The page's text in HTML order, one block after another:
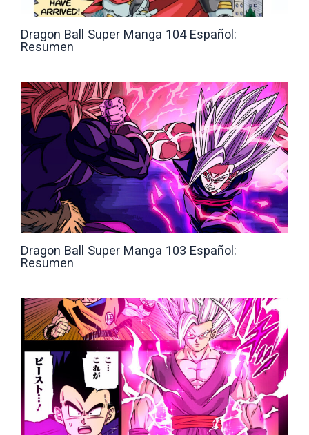
Dragon Ball Super Manga 104 Español:
Resumen
Dragon Ball Super Manga 103 Español:
Resumen